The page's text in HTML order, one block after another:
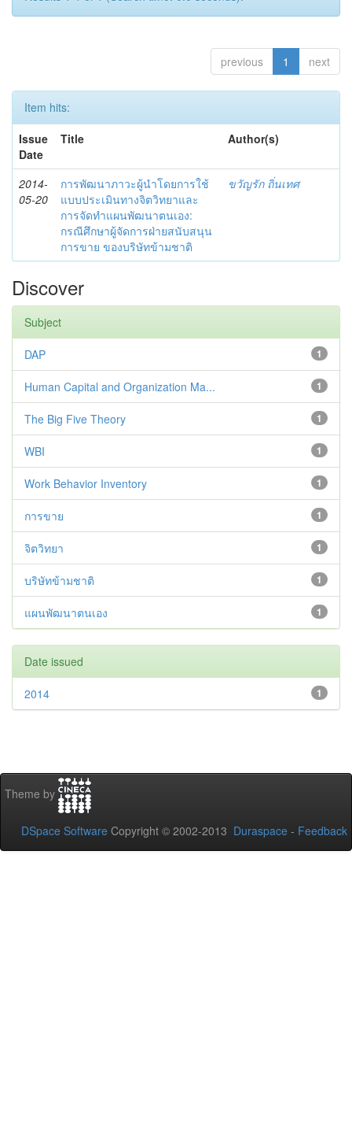
previous 1 next
Item hits:
Issue
Date
Title Author(s)
2014-
05-20
การพัฒนาภาวะผู้นำโดยการใช้
แบบประเมินทางจิตวิทยาและ
การจัดทำแผนพัฒนาตนเอง:
กรณีศึกษาผู้จัดการฝ่ายสนับสนุน
การขาย ของบริษัทข้ามชาติ
ขวัญรัก ถิ่นเทศ
Discover
Subject
1
DAP
1
Human Capital and Organization Ma...
1
The Big Five Theory
1
WBI
1
Work Behavior Inventory
1
การขาย
1
จิตวิทยา
1
บริษัทข้ามชาติ
1
แผนพัฒนาตนเอง
Date issued
1
2014
Theme by
DSpace Software Copyright © 2002-2013 Duraspace - Feedback